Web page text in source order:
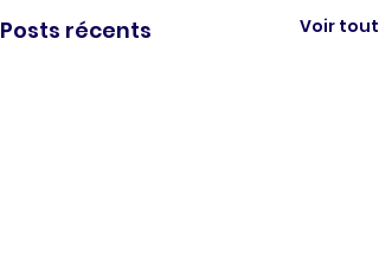
Posts récents Voir tout